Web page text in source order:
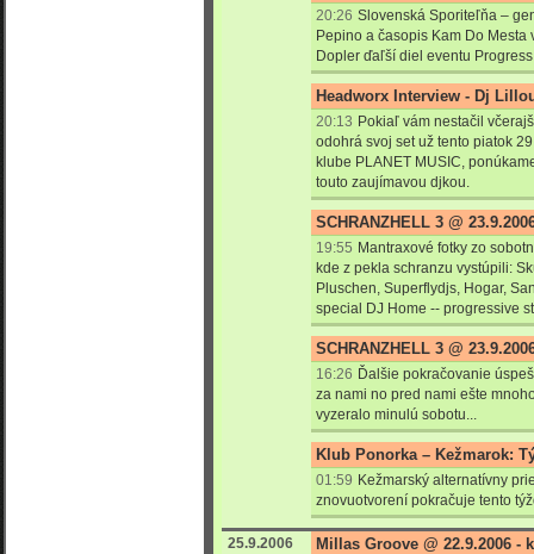
20:26 Slovenská Sporiteľňa –
Pepino a časopis Kam Do
Dopler ďaľší diel eventu
Headworx Interview - Dj
20:13 Pokiaľ vám nestačil
odohrá svoj set už tento piatok
klube PLANET MUSIC,
touto zaujímavou djkou.
SCHRANZHELL 3 @
19:55 Mantraxové fotky zo
kde z pekla schranzu vystúpili:
Pluschen, Superflydjs, Hogar,
special DJ Home -- progressive
SCHRANZHELL 3 @
16:26 Ďalšie pokračovanie
za nami no pred nami ešte
vyzeralo minulú sobotu...
Klub Ponorka – Kežmarok:
01:59 Kežmarský alternatívny
znovuotvorení pokračuje tento
25.9.2006
Millas Groove @ 22.9.2006 -